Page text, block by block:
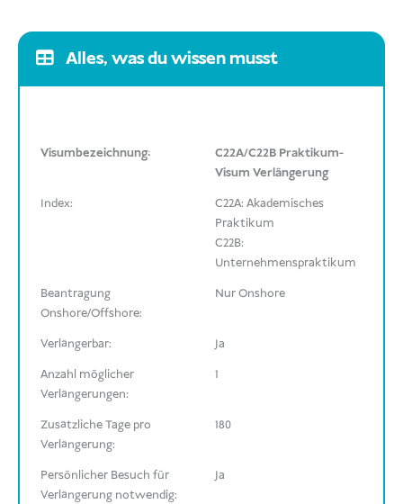
Alles, was du wissen musst
Visumbezeichnung:
C22A/C22B Praktikum-
Visum Verlängerung
Index:
C22A: Akademisches
Praktikum
C22B:
Unternehmenspraktikum
Beantragung
Onshore/Offshore:
Nur Onshore
Verlängerbar:
Ja
Anzahl möglicher
Verlängerungen:
1
Zusätzliche Tage pro
Verlängerung:
180
Persönlicher Besuch für
Verlängerung notwendig:
Ja